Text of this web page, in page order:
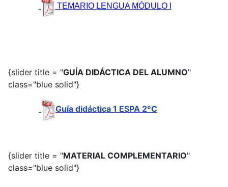
TEMARIO LENGUA MÓDULO I
{slider title = "GUÍA DIDÁCTICA DEL ALUMNO"
class="blue solid"}
Guía didáctica 1 ESPA 2ºC
{slider title = "MATERIAL COMPLEMENTARIO"
class="blue solid"}